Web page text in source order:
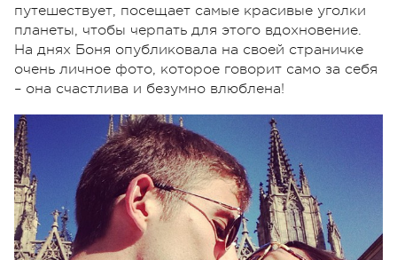
путешествует, посещает самые красивые уголки
планеты, чтобы черпать для этого вдохновение.
На днях Боня опубликовала на своей страничке
очень личное фото, которое говорит само за себя
– она счастлива и безумно влюблена!